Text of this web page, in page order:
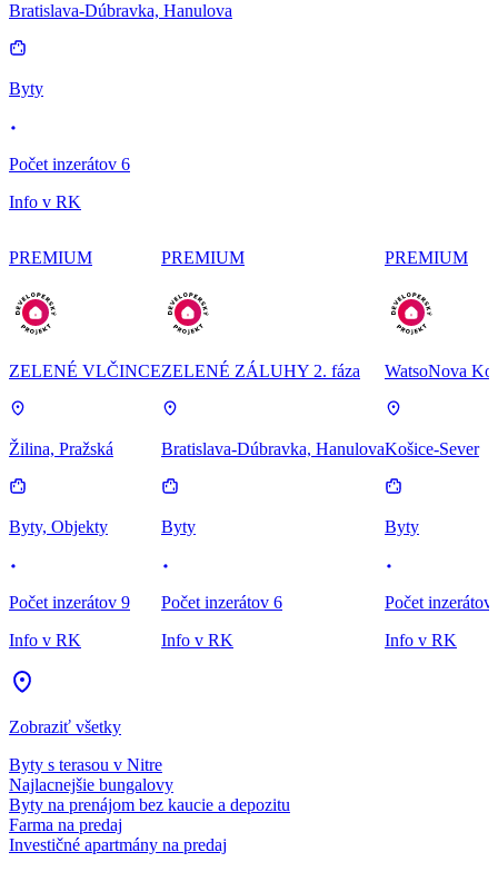
Bratislava-Dúbravka, Hanulova
Byty
Počet inzerátov 6
Info v RK
PREMIUM
ZELENÉ VLČINCE
Žilina, Pražská
Byty, Objekty
Počet inzerátov 9
Info v RK
PREMIUM
ZELENÉ ZÁLUHY 2. fáza
Bratislava-Dúbravka, Hanulova
Byty
Počet inzerátov 6
Info v RK
PREMIUM
WatsoNova
Košice-Sever
Byty
Počet inzerátov
Info v RK
Zobraziť všetky
Byty s terasou v Nitre
Najlacnejšie bungalovy
Byty na prenájom bez kaucie a depozitu
Farma na predaj
Investičné apartmány na predaj